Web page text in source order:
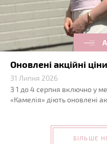
Оновлені акційні
31 Липня 2026
З 1 до 4 серпня включно у
«Камелія» діють оновлені
БІЛЬШЕ